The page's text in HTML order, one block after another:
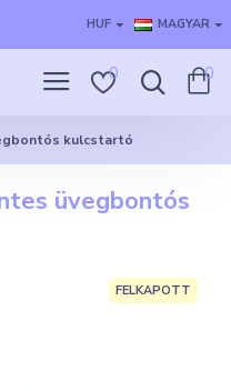
HUF MAGYAR
0 0
kulcstartó
üvegbontós
FELKAPOTT